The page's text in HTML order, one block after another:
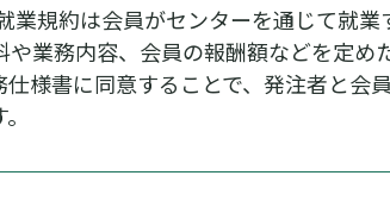
規約は会員がセンターを通じて就
業務内容、会員の報酬額などを定
様書に同意することで、発注者と会